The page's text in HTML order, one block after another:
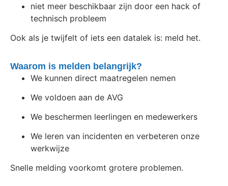
niet meer beschikbaar zijn door een hack of
technisch probleem
Ook als je twijfelt of iets een datalek is: meld het.
Waarom is melden belangrijk?
We kunnen direct maatregelen nemen
We voldoen aan de AVG
We beschermen leerlingen en medewerkers
We leren van incidenten en verbeteren onze
werkwijze
Snelle melding voorkomt grotere problemen.